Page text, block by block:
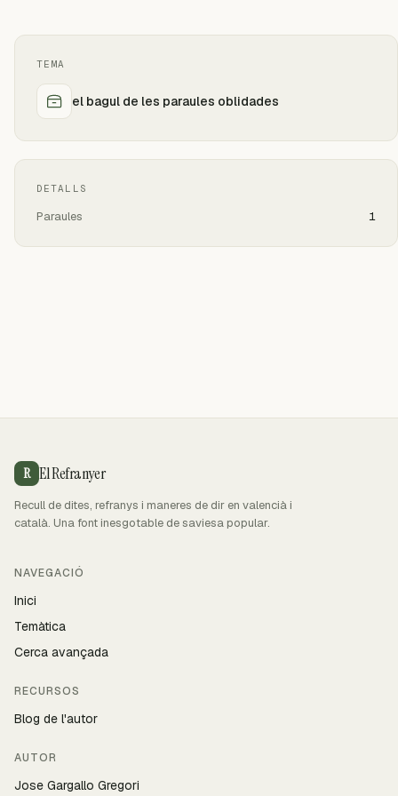
TEMA
el bagul de les paraules oblidades
DETALLS
Paraules 1
R El Refranyer
Recull de dites, refranys i maneres de dir en valencià i
català. Una font inesgotable de saviesa popular.
NAVEGACIÓ
Inici
Temàtica
Cerca avançada
RECURSOS
Blog de l'autor
AUTOR
Jose Gargallo Gregori